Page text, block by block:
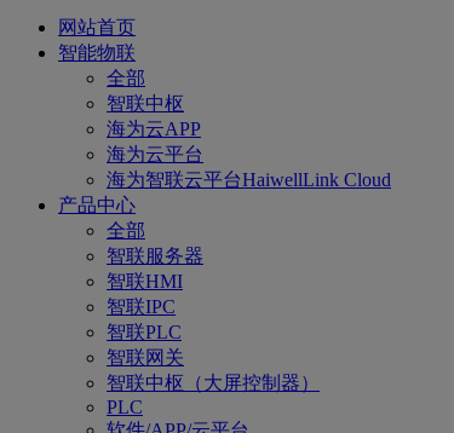
网站首页
智能物联
全部
智联中枢
海为云APP
海为云平台
海为智联云平台HaiwellLink Cloud
产品中心
全部
智联服务器
智联HMI
智联IPC
智联PLC
智联网关
智联中枢（大屏控制器）
PLC